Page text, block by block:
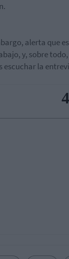
alerta que
y, sobre
escuchar la